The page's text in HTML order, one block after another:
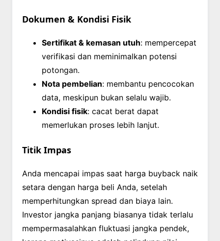
Dokumen & Kondisi Fisik
Sertifikat & kemasan utuh: mempercepat
verifikasi dan meminimalkan potensi
potongan.
Nota pembelian: membantu pencocokan
data, meskipun bukan selalu wajib.
Kondisi fisik: cacat berat dapat
memerlukan proses lebih lanjut.
Titik Impas
Anda mencapai impas saat harga buyback naik
setara dengan harga beli Anda, setelah
memperhitungkan spread dan biaya lain.
Investor jangka panjang biasanya tidak terlalu
mempermasalahkan fluktuasi jangka pendek,